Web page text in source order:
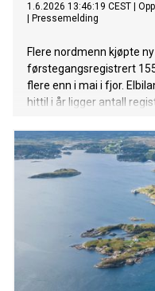
1.6.2026 13:46:19 CEST
Pressemelding
Flere nordmenn kjøpte
førstegangsregistrert
flere enn i mai i fjor.
hittil i år ligger antall